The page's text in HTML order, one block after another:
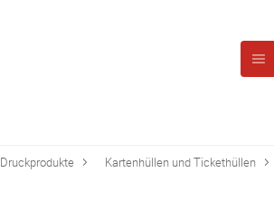
Druckprodukte
Kartenhüllen und Tickethüllen